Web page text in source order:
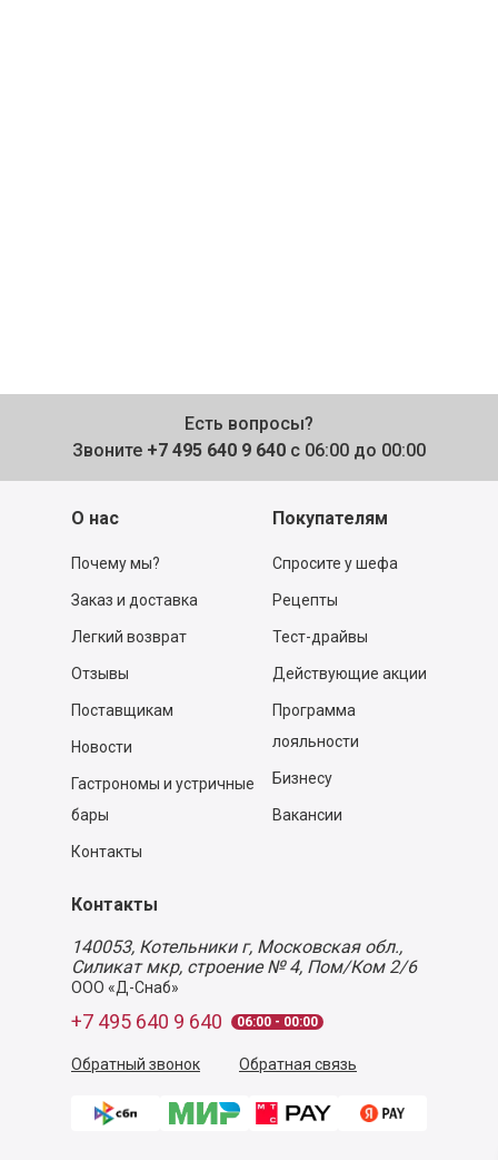
Есть вопросы?
Звоните +7 495 640 9 640 с 06:00 до 00:00
О нас
Почему мы?
Заказ и доставка
Легкий возврат
Отзывы
Поставщикам
Новости
Гастрономы и устричные
бары
Контакты
Покупателям
Спросите у шефа
Рецепты
Тест-драйвы
Действующие акции
Программа
лояльности
Бизнесу
Вакансии
Контакты
140053, Котельники г, Московская обл.,
Силикат мкр, строение № 4, Пом/Ком 2/6
ООО «Д-Снаб»
+7 495 640 9 640 06:00 - 00:00
Обратный звонок Обратная связь